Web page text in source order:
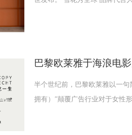
巴黎欧莱雅于海浪电
半个世纪前，巴黎欧莱雅以一
拥有）”颠覆广告行业对于女性